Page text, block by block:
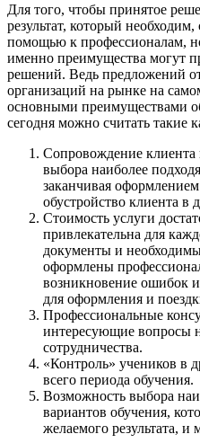
Для того, чтобы принятое
результат, который необходим,
помощью к профессионалам,
именно преимущества могут
решений. Ведь предложений
организаций на рынке на
основными преимуществами
сегодня можно считать такие
Сопровождение клиента
выбора наиболее
заканчивая
обустройство клиента в
Стоимость услуги
привлекательна для
документы и
оформлены
возникновение ошибок
для оформления и
Профессиональные
интересующие вопросы
сотрудничества.
«Контроль» учеников в
всего периода обучения.
Возможность выбора
вариантов обучения,
желаемого результата, и